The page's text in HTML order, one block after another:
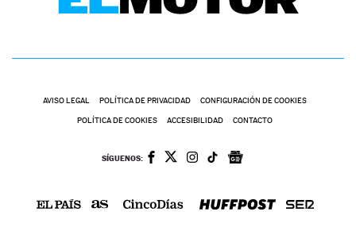
AVISO LEGAL POLÍTICA DE PRIVACIDAD CONFIGURACIÓN DE COOKIES
POLÍTICA DE COOKIES ACCESIBILIDAD CONTACTO
SÍGUENOS: